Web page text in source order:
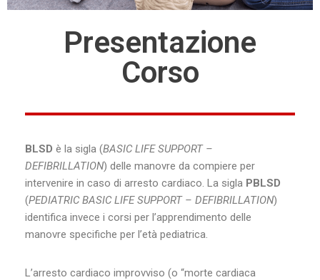
Presentazione
Corso
BLSD è la sigla (BASIC LIFE SUPPORT –
DEFIBRILLATION) delle manovre da compiere per
intervenire in caso di arresto cardiaco. La sigla PBLSD
(PEDIATRIC BASIC LIFE SUPPORT – DEFIBRILLATION)
identifica invece i corsi per l’apprendimento delle
manovre specifiche per l’età pediatrica.
L’arresto cardiaco improvviso (o “morte cardiaca